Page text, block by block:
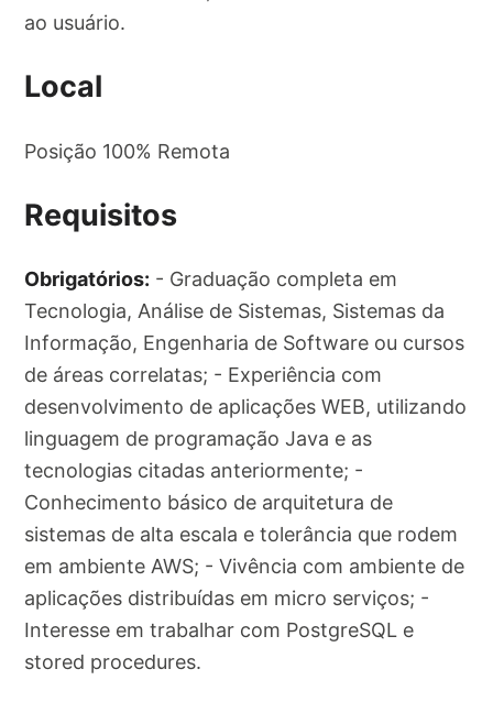
ao usuário.
Local
Posição 100% Remota
Requisitos
Obrigatórios: - Graduação completa em
Tecnologia, Análise de Sistemas, Sistemas da
Informação, Engenharia de Software ou cursos
de áreas correlatas; - Experiência com
desenvolvimento de aplicações WEB, utilizando
linguagem de programação Java e as
tecnologias citadas anteriormente; -
Conhecimento básico de arquitetura de
sistemas de alta escala e tolerância que rodem
em ambiente AWS; - Vivência com ambiente de
aplicações distribuídas em micro serviços; -
Interesse em trabalhar com PostgreSQL e
stored procedures.